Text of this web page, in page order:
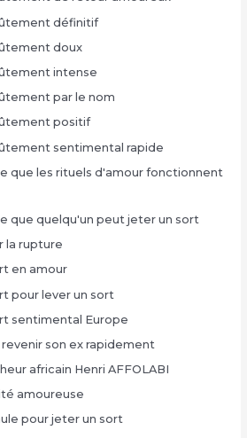
définitif
doux
intense
par le nom
positif
sentimental rapide
que les rituels d'amour fonctionnent
que quelqu'un peut jeter un sort
la rupture
en amour
pour lever un sort
sentimental Europe
son ex rapidement
africain Henri AFFOLABI
amoureuse
pour jeter un sort